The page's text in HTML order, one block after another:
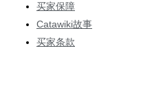
买家保障
Catawiki故事
买家条款